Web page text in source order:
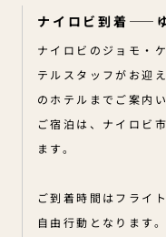
ナイロビ到着——
ナイロビのジョモ・
テルスタッフがお迎
のホテルまでご案内
ご宿泊は、ナイロビ
ます。
ご到着時間はフライ
自由行動となります。